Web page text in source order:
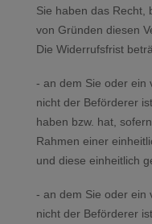
Sie haben das Recht,
von Gründen diesen
Die Widerrufsfrist
- an dem Sie oder ein
nicht der Beförderer
haben bzw. hat,
Rahmen einer
und diese einheitlich
- an dem Sie oder ein
nicht der Beförderer